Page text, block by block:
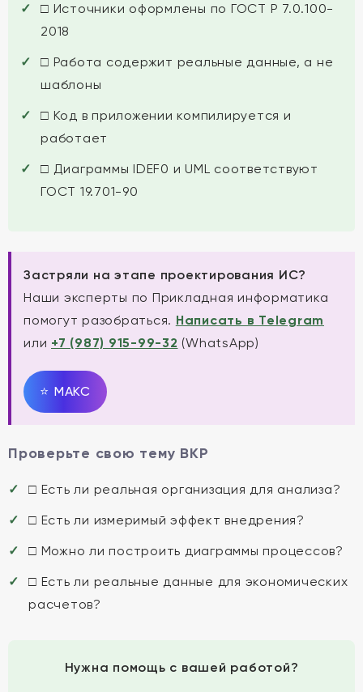
□ Источники оформлены по ГОСТ Р 7.0.100-
2018
□ Работа содержит реальные данные, а не
шаблоны
□ Код в приложении компилируется и
работает
□ Диаграммы IDEF0 и UML соответствуют
ГОСТ 19.701-90
Застряли на этапе проектирования ИС?
Наши эксперты по Прикладная информатика
помогут разобраться. Написать в Telegram
или +7 (987) 915-99-32 (WhatsApp)
⭐ MAКС
Проверьте свою тему ВКР
□ Есть ли реальная организация для анализа?
□ Есть ли измеримый эффект внедрения?
□ Можно ли построить диаграммы процессов?
□ Есть ли реальные данные для экономических
расчетов?
Нужна помощь с вашей работой?